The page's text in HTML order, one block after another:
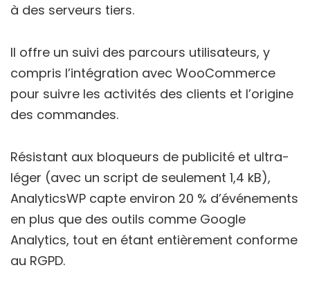
à des serveurs tiers.
Il offre un suivi des parcours utilisateurs, y
compris l’intégration avec WooCommerce
pour suivre les activités des clients et l’origine
des commandes.
Résistant aux bloqueurs de publicité et ultra-
léger (avec un script de seulement 1,4 kB),
AnalyticsWP capte environ 20 % d’événements
en plus que des outils comme Google
Analytics, tout en étant entièrement conforme
au RGPD.